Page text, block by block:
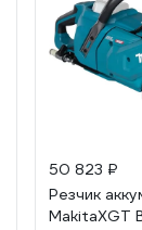
50 823 ₽
Резчик
MakitaXGT